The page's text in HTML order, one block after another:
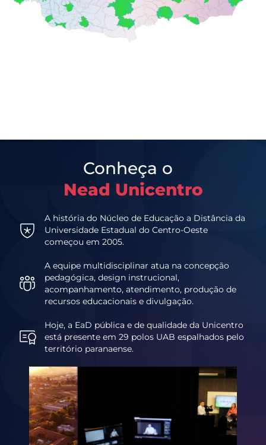
Conheça o
Nead Unicentro
A história do Núcleo de Educação a Distância da
Universidade Estadual do Centro-Oeste
começou em 2005.
A equipe multidisciplinar atua na concepção
pedagógica, design instrucional,
acompanhamento, atendimento, produção de
recursos educacionais e divulgação.
Hoje, a EaD pública e de qualidade da Unicentro
está presente em 29 polos UAB espalhados pelo
território paranaense.